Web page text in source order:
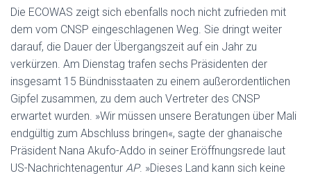
Die ECOWAS zeigt sich ebenfalls noch nicht zufrieden mit
dem vom CNSP eingeschlagenen Weg. Sie dringt weiter
darauf, die Dauer der Übergangszeit auf ein Jahr zu
verkürzen. Am Dienstag trafen sechs Präsidenten der
insgesamt 15 Bündnisstaaten zu einem außerordentlichen
Gipfel zusammen, zu dem auch Vertreter des CNSP
erwartet wurden. »Wir müssen unsere Beratungen über Mali
endgültig zum Abschluss bringen«, sagte der ghanaische
Präsident Nana Akufo-Addo in seiner Eröffnungsrede laut
US-Nachrichtenagentur AP. »Dieses Land kann sich keine